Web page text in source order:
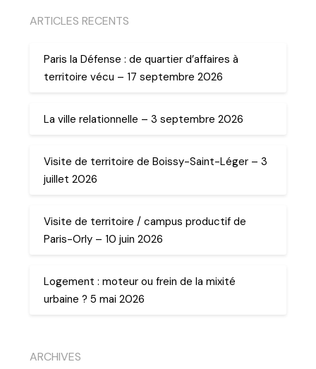
ARTICLES RECENTS
Paris la Défense : de quartier d’affaires à
territoire vécu – 17 septembre 2026
La ville relationnelle – 3 septembre 2026
Visite de territoire de Boissy-Saint-Léger – 3
juillet 2026
Visite de territoire / campus productif de
Paris-Orly – 10 juin 2026
Logement : moteur ou frein de la mixité
urbaine ? 5 mai 2026
ARCHIVES